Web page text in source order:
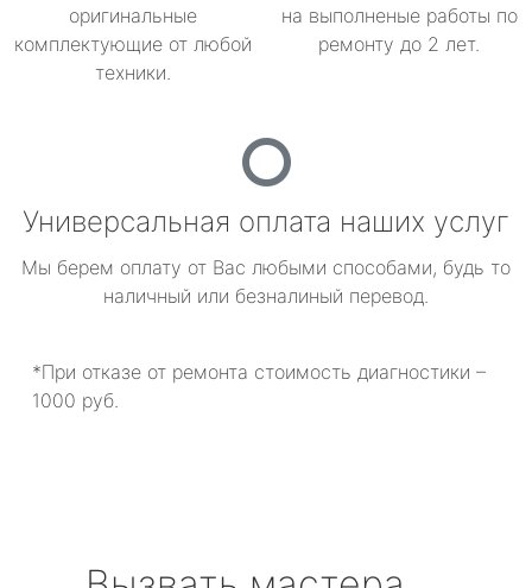
оригинальные
комплектующие от любой
техники.
на выполненые работы по
ремонту до 2 лет.
Универсальная оплата наших услуг
Мы берем оплату от Вас любыми способами, будь то
наличный или безналиный перевод.
*При отказе от ремонта стоимость диагностики –
1000 руб.